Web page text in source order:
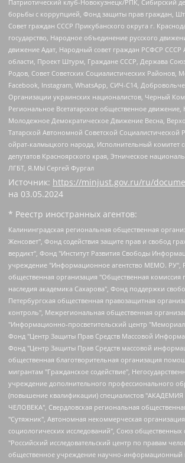
Патриотический клуб-Новокузнецк/РПК, Сибирский
борьбы с коррупцией, Фонд защиты прав граждан,
Совет граждан СССР Прикубанского округа г.
государство, Народное объединение русского
движение Адат, Народный совет граждан РСФСР СССР
области, Проект Штурм, Граждане СССР, Держава
Родов, Совет Советских Социалистических Районов,
Facebook, Instagram, WhatsApp, СИЧ-С14,
Организации украинских националистов, Черный
Региональное Всетатарское общественное движение,
Молодежное Демократическое Движение Весна,
Татарской Автономной Советской Социалистической
ойрат-калмыцкого народа, Исполнительный комитет
депутатов Красноярского края, Этническое
ЛГБТ, Я.МЫ Сергей Фургал
Источник: https://minjust.gov.ru/ru/
на 03.05.2024
* Реестр иностранных агентов:
Калининградская региональная общественная организация "Экозащита!-Женсовет", Фонд содействия защите прав и свобод граждан "Общественный вердикт", Фонд "Институт Развития Свободы Информации", Частное учреждение "Информационное агентство МЕМО. РУ", Региональная общественная организация "Общественная комиссия по сохранению наследия академика Сахарова", Фонд поддержки свободы прессы, Санкт-Петербургская общественная правозащитная организация "Гражданский контроль", Межрегиональная общественная организация "Информационно-просветительский центр "Мемориал", Региональный Фонд "Центр Защиты Прав Средств Массовой Информации", с 05.12.2023 Фонд "Центр Защиты Прав Средств массовой информации", Региональная общественная благотворительная организация помощи беженцам и мигрантам "Гражданское содействие", Негосударственное образовательное учреждение дополнительного профессионального образования (повышение квалификации) специалистов "АКАДЕМИЯ ПО ПРАВАМ ЧЕЛОВЕКА", Свердловская региональная общественная организация "Сутяжник", Автономная некоммерческая организация "Центр независимых социологических исследований", Союз общественных объединений "Российский исследовательский центр по правам человека", Региональное общественное учреждение научно-информационный центр "МЕМОРИАЛ", Некоммерческая организация "Фонд защиты гласности", Автономная некоммерческая организация "Институт прав человека", Городская общественная организация "Екатеринбургское общество "МЕМОРИАЛ", Городская общественная организация "Рязанское историко-просветительское и правозащитное общество "Мемориал" (Рязанский Мемориал), Челябинский региональный орган общественной самодеятельности – женское общественное объединение "Женщины Евразии", Челябинский региональный орган общественной самодеятельности "Уральская правозащитная группа", Фонд содействия защите здоровья и социальной справедливости имени Андрея Рылькова, Автономная Некоммерческая Организация "Аналитический Центр Юрия Левады", Автономная некоммерческая организация социальной поддержки населения "Проект Апрель", Региональная общественная организация помощи женщинам и детям, находящимся в кризисной ситуации "Информационно-методический центр "Анна", Фонд содействия развитию массовых коммуникаций и правовому просвещению "Так-так-Так", Фонд содействия устойчивому развитию "Серебряная тайга", Свердловский региональный общественный фонд социальных проектов "Новое время", "Idel.Реалии", Кавказ.Реалии, Крым.Реалии, Телеканал Настоящее Время, Татаро-башкирская служба Радио Свобода (Azatliq Radiosi), Радио Свободная Европа/Радио Свобода (PCE/PC), "Сибирь.Реалии", "Фактограф", Благотворительный фонд помощи осужденным и их семьям, Автономная некоммерческая организация "Институт глобализации и социальных движений", Фонд "В защиту прав заключенных", Частное учреждение "Центр поддержки и содействия развитию средств массовой информации", Пензенский региональный общественный благотворительный фонд "Гражданский союз", "Север.Реалии", Некоммерческая организация Фонд "Правовая инициатива", Общество с ограниченной ответственностью "Радио Свободная Европа/Радио Свобода", Чешское информационное агентство "MEDIUM-ORIENT", Красноярская региональная общественная организация "Мы против СПИДа", Камалягин Денис Николаевич, Маркелов Сергей Евгеньевич, Пономарев Лев Александрович, Савицкая Людмила Алексеевна, Автономная некоммерческая организация "Центр по работе с проблемой насилия "НАСИЛИЮ.НЕТ", Межрегиональный профессиональный союз работников здравоохранения "Альянс врачей", Юридическое лицо, зарегистрированное в Латвийской Республике, SIA "Medusa Project" (регистрационный номер 40103797863, дата регистрации 10.06.2014), Некоммерческая организация "Фонд по борьбе с коррупцией", Автономная некоммерческая организация "Институт права и публичной политики", Баданин Роман Сергеевич, Гликин Максим Александрович, Железнова Мария Михайловна, Лукьянова Юлия Сергеевна, Маетная Елизавета Витальевна, Маняхин Петр Борисович, Чуракова Ольга Владимировна, Ярош Юлия Петровна, Юридическое лицо "The Insider SIA", зарегистрированное в Риге, Латвийская Республика (дата регистрации 26.06.2015), являющееся администратором доменного имени интернет-издания "The Insider SIA", https://theins.ru, Постернак Алексей Евгеньевич, Рубин Михаил Аркадьевич, Анин Роман Александрович, Юридическое лицо Istories fonds, зарегистрированное в Латвийской Республике (регистрационный номер 50008295751, дата регистрации 24.02.2020), Великовский Дмитрий Александрович, Долинина Ирина Николаевна, Мароховская Алеся Алексеевна, Шлейнов Роман Юрьевич, Шмагун Олеся Валентиновна, Общество с ограниченной ответственностью "Альтаир 2021", Общество с ограниченной ответственностью "Вега 2021", Общество с ограниченной ответственностью "Главный редактор 2021", Общество с ограниченной ответственностью "Ромашки монолит", Важенков Артем Валерьевич, Ивановская областная общественная организация "Центр гендерных исследований", Гурман Юрий Альбертович, Медиапроект "ОВД-Инфо", Егоров Владимир Владимирович, Жилинский Владимир Александрович, Общество с ограниченной ответственностью "ЗП", Иванова София Юрьевна, Карезина Инна Павловна, Кильтау Екатерина Викторовна, Петров Алексей Викторович, Пискунов Сергей Евгеньевич, Смирнов Сергей Сергеевич, Тихонов Михаил Сергеевич, Общество с ограниченной ответственностью "ЖУРНАЛИСТ-ИНОСТРАННЫЙ АГЕНТ", Арапова Галина Юрьевна, Вольтская Татьяна Анатольевна, Американская компания "Mason G.E.S. Anonymous Foundation" (США), являющаяся владельцем интернет-издания https://mnews.world/, Компания "Stichting Bellingcat", зарегистрированная в Нидерландах (дата регистрации 11.07.2018), Захаров Андрей Вячеславович, Клепиковская Екатерина Дмитриевна, Общество с ограниченной ответственностью "МЕМО", Перл Роман Александрович, Симонов Евгений Алексеевич, Соловьева Елена Анатольевна, Сотников Даниил Владимирович, Сурначева Елизавета Дмитриевна, Автономная некоммерческая организация по защите прав человека и информированию населения "Якутия – Наше Мнение", Общество с ограниченной ответственностью "Москоу диджитал медиа", с 26.01.2023 Общество с ограниченной ответственностью "Чайка Белые сады", Ветошкина Валерия Валерьевна, Заговора Максим Александрович, Межрегиональное общественное движение "Российская ЛГБТ - сеть", Оленичев Максим Владимирович, Павлов Иван Юрьевич, Скворцова Елена Сергеевна, Общество с ограниченной ответственностью "Как бы инагент", Кочетков Игорь Викторович, Общество с ограниченной ответственностью "Честные выборы", Еланчик Олег Александрович, Общество с ограниченной ответственностью "Нобелевский призыв", Гималова Регина Эмилевна, Григорьев Андрей Валерьевич, Григорьева Алина Александровна, Ассоциация по содействию защите прав призывников, альтернативнослужащих и военнослужащих "Правозащитная группа "Гражданин.Армия.Право", Хисамова Регина Фаритовна, Автономная некоммерческая организация по реализации социально-правовых программ "Лилит", Дальневосточное общественное движение "Маяк", Санкт-Петербургская ЛГБТ-инициативная группа "Выход", Инициативная группа ЛГБТ+ "Реверс", Алексеев Андрей Викторович, Бекбулатова Таисия Львовна, Беляев Иван Михайлович, Владыкина Елена Сергеевна, Гельман Марат Александрович, Никульшина Вероника Юрьевна, Толоконникова Надежда Андреевна, Шендерович Виктор Анатольевич, Общество с ограниченной ответственностью "Данное сообщение", Общество с